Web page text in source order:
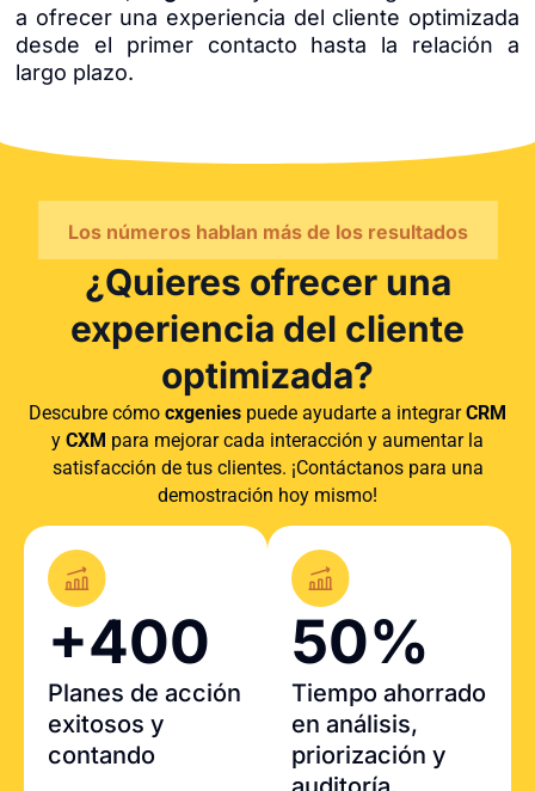
a ofrecer una experiencia del cliente optimizada
desde el primer contacto hasta la relación a
largo plazo.
Los números hablan más de los resultados
¿Quieres ofrecer una
experiencia del cliente
optimizada?
Descubre cómo cxgenies puede ayudarte a integrarCRM
y CXM para mejorar cada interacción y aumentar la
satisfacción de tus clientes. ¡Contáctanos para una
demostración hoy mismo!
+400
Planes de acción
exitosos y
contando
50%
Tiempo ahorrado
en análisis,
priorización y